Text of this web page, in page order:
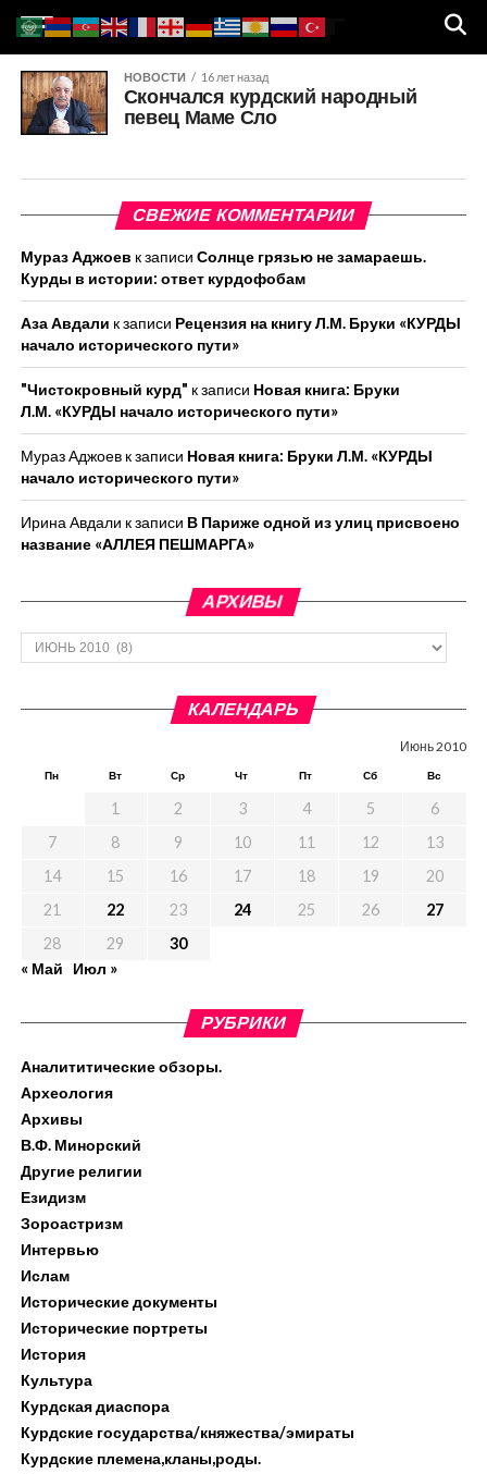
НОВОСТИ 16 лет назад
Скончался курдский народный
певец Маме Сло
СВЕЖИЕ КОММЕНТАРИИ
Мураз Аджоев к записи Солнце грязью не замараешь.
Курды в истории: ответ курдофобам
Аза Авдали к записи Рецензия на книгу Л.М. Бруки «КУРДЫ
начало исторического пути»
"Чистокровный курд" к записи Новая книга: Бруки
Л.М. «КУРДЫ начало исторического пути»
Мураз Аджоевк записи Новая книга: Бруки Л.М. «КУРДЫ
начало исторического пути»
Ирина Авдали к записи В Париже одной из улиц присвоено
название «АЛЛЕЯ ПЕШМАРГА»
АРХИВЫ
Архивы
КАЛЕНДАРЬ
Июнь 2010
Пн Вт Ср Чт Пт Сб Вс
1 2 3 4 5
6
7
8 9 10 11 12
13
14
15 16 17 18 19
20
21
22 23 24 25 26
27
28
29
30
« Май
Июл »
РУБРИКИ
Аналититические обзоры.
Археология
Архивы
В.Ф. Минорский
Другие религии
Езидизм
Зороастризм
Интервью
Ислам
Исторические документы
Исторические портреты
История
Культура
Курдская диаспора
Курдские государства/княжества/эмираты
Курдские племена,кланы,роды.